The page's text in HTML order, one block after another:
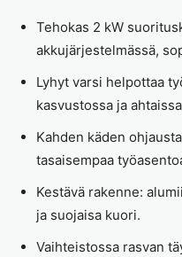
Tehokas 2 kW
akkujärjestelmässä,
Lyhyt varsi helpottaa
kasvustossa ja
Kahden käden
tasaisempaa
Kestävä rakenne:
ja suojaisa kuori.
Vaihteistossa rasvan